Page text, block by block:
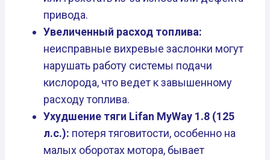
привода.
Увеличенный расход топлива:
неисправные вихревые заслонки могут
нарушать работу системы подачи
кислорода, что ведет к завышенному
расходу топлива.
Ухудшение тяги Lifan MyWay 1.8 (125
л.с.): потеря тяговитости, особенно на
малых оборотах мотора, бывает